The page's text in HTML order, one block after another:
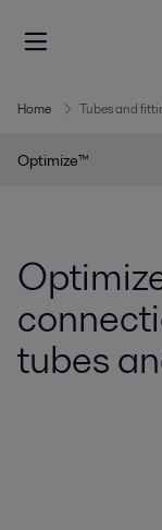
Home Tubes and
Optimize™
tubes